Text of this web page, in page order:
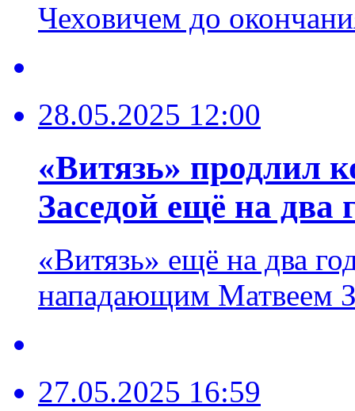
Чеховичем до
28.05.2025 12:00
«Витязь» продлил
Заседой ещё на два
«Витязь» ещё на два
нападающим Матвеем
27.05.2025 16:59